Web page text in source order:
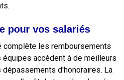
pour vos salariés
complète les remboursements
accèdent à de meilleurs
d'honoraires. La